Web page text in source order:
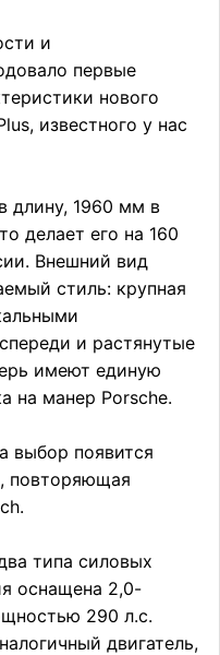
и
первые
нового
известного у нас
длину, 1960 мм в
делает его на 160
Внешний вид
стиль: крупная
и растянутые
имеют единую
на манер Porsche.
выбор появится
повторяющая
типа силовых
оснащена 2,0-
290 л.с.
двигатель,